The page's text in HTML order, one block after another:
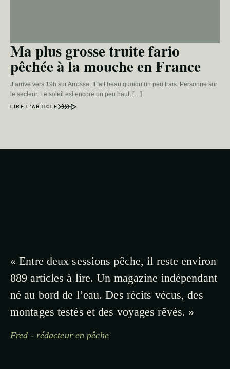
Ma plus grosse truite fario
pêchée à la mouche en France
J’arrive vers 19h sur Arrossa. Il fait beau quoiqu’un peu frais. Personne sur
le secteur. Le soleil est encore un peu haut, […]
LIRE L’ARTICLE
« Entre deux sessions pêche, il reste environ
889 articles à lire. Un magazine indépendant
né au bord de l’eau. Des récits vécus, des
montages testés et des voyages rêvés. »
Fred - rédacteur en pêche